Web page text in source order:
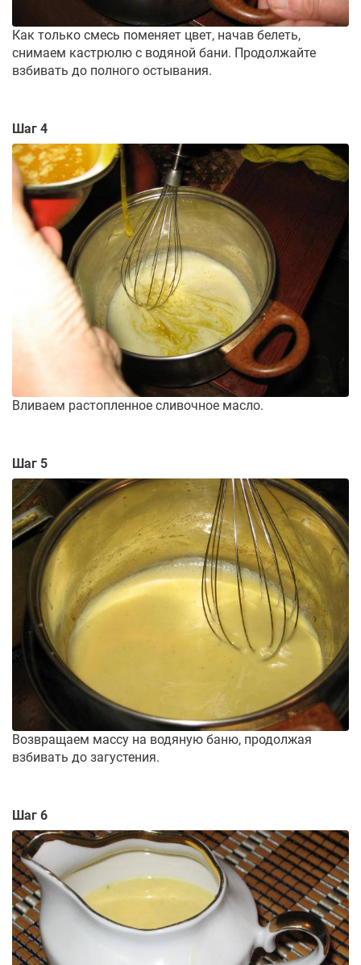
Как только смесь поменяет цвет, начав белеть,
снимаем кастрюлю с водяной бани. Продолжайте
взбивать до полного остывания.
Шаг 4
Вливаем растопленное сливочное масло.
Шаг 5
Возвращаем массу на водяную баню, продолжая
взбивать до загустения.
Шаг 6